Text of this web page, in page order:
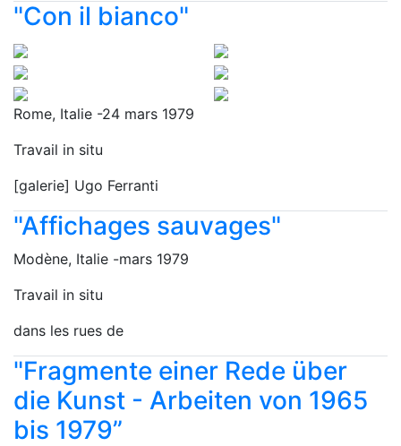
"Con il bianco"
Rome, Italie -24 mars 1979
Travail in situ
[galerie] Ugo Ferranti
"Affichages sauvages"
Modène, Italie -mars 1979
Travail in situ
dans les rues de
"Fragmente einer Rede über
die Kunst - Arbeiten von 1965
bis 1979”